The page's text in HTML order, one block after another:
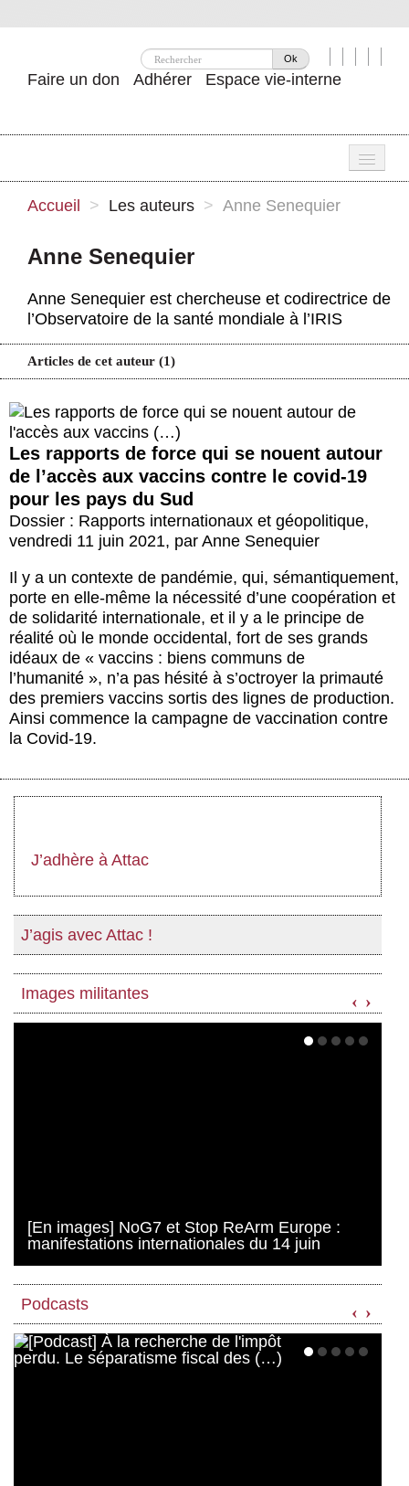
Ok
Faire un don Adhérer Espace vie-interne
Nos idées
Se mobiliser
Publications
Agenda
Actus et médias
Boutique
Accueil > Les auteurs > Anne Senequier
Anne Senequier
Anne Senequier est chercheuse et codirectrice de
l’Observatoire de la santé mondiale à l’IRIS
Articles de cet auteur (1)
Les rapports de force qui se nouent autour
de l’accès aux vaccins contre le covid-19
pour les pays du Sud
Dossier : Rapports internationaux et géopolitique,
vendredi 11 juin 2021, par Anne Senequier
Il y a un contexte de pandémie, qui, sémantiquement,
porte en elle-même la nécessité d’une coopération et
de solidarité internationale, et il y a le principe de
réalité où le monde occidental, fort de ses grands
idéaux de « vaccins : biens communs de
l’humanité », n’a pas hésité à s’octroyer la primauté
des premiers vaccins sortis des lignes de production.
Ainsi commence la campagne de vaccination contre
la Covid-19.
J’adhère à Attac
J’agis avec Attac !
Images militantes
[En images] NoG7 et Stop ReArm Europe :
manifestations internationales du 14 juin
‹ ›
Podcasts ‹ ›